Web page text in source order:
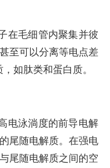
在毛细管内聚集并彼
至可以分离等电点差
如肽类和蛋白质。
电泳淌度的前导电解
尾随电解质。在强电
尾随电解质之间的空